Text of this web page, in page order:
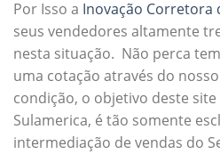
Por Isso a Inovação Corretora
seus vendedores altamente
nesta situação. Não perca
uma cotação através do
condição, o objetivo deste site
Sulamerica, é tão somente
intermediação de vendas do